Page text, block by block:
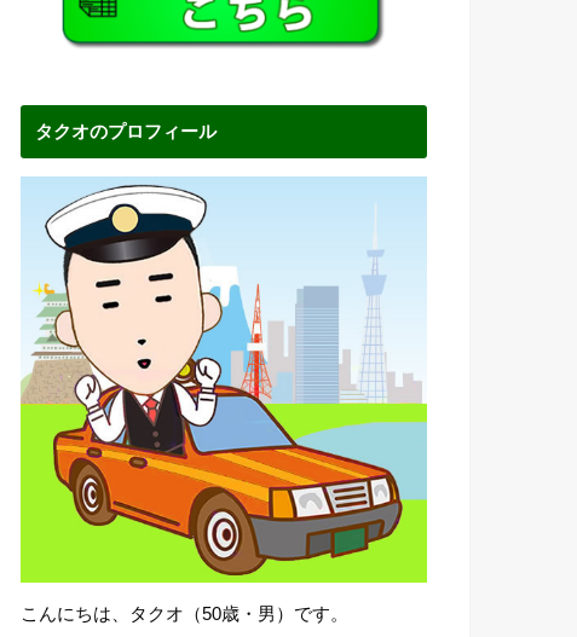
タクオのプロフィール
こんにちは、タクオ（50歳・男）です。